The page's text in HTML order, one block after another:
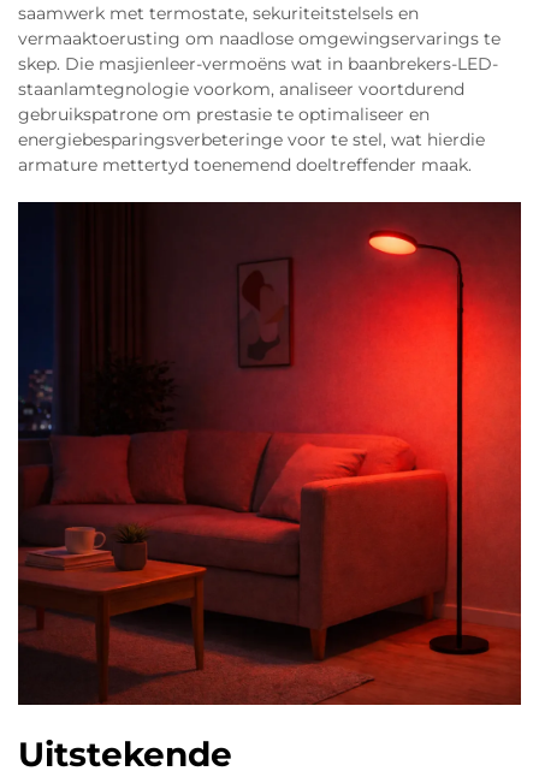
saamwerk met termostate, sekuriteitstelsels en
vermaaktoerusting om naadlose omgewingservarings te
skep. Die masjienleer-vermoëns wat in baanbrekers-LED-
staanlamtegnologie voorkom, analiseer voortdurend
gebruikspatrone om prestasie te optimaliseer en
energiebesparingsverbeteringe voor te stel, wat hierdie
armature mettertyd toenemend doeltreffender maak.
Uitstekende